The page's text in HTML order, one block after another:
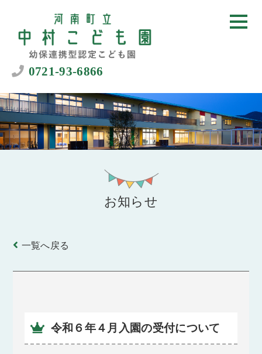
0721-93-6866
お知らせ
一覧へ戻る
令和６年４月入園の受付について